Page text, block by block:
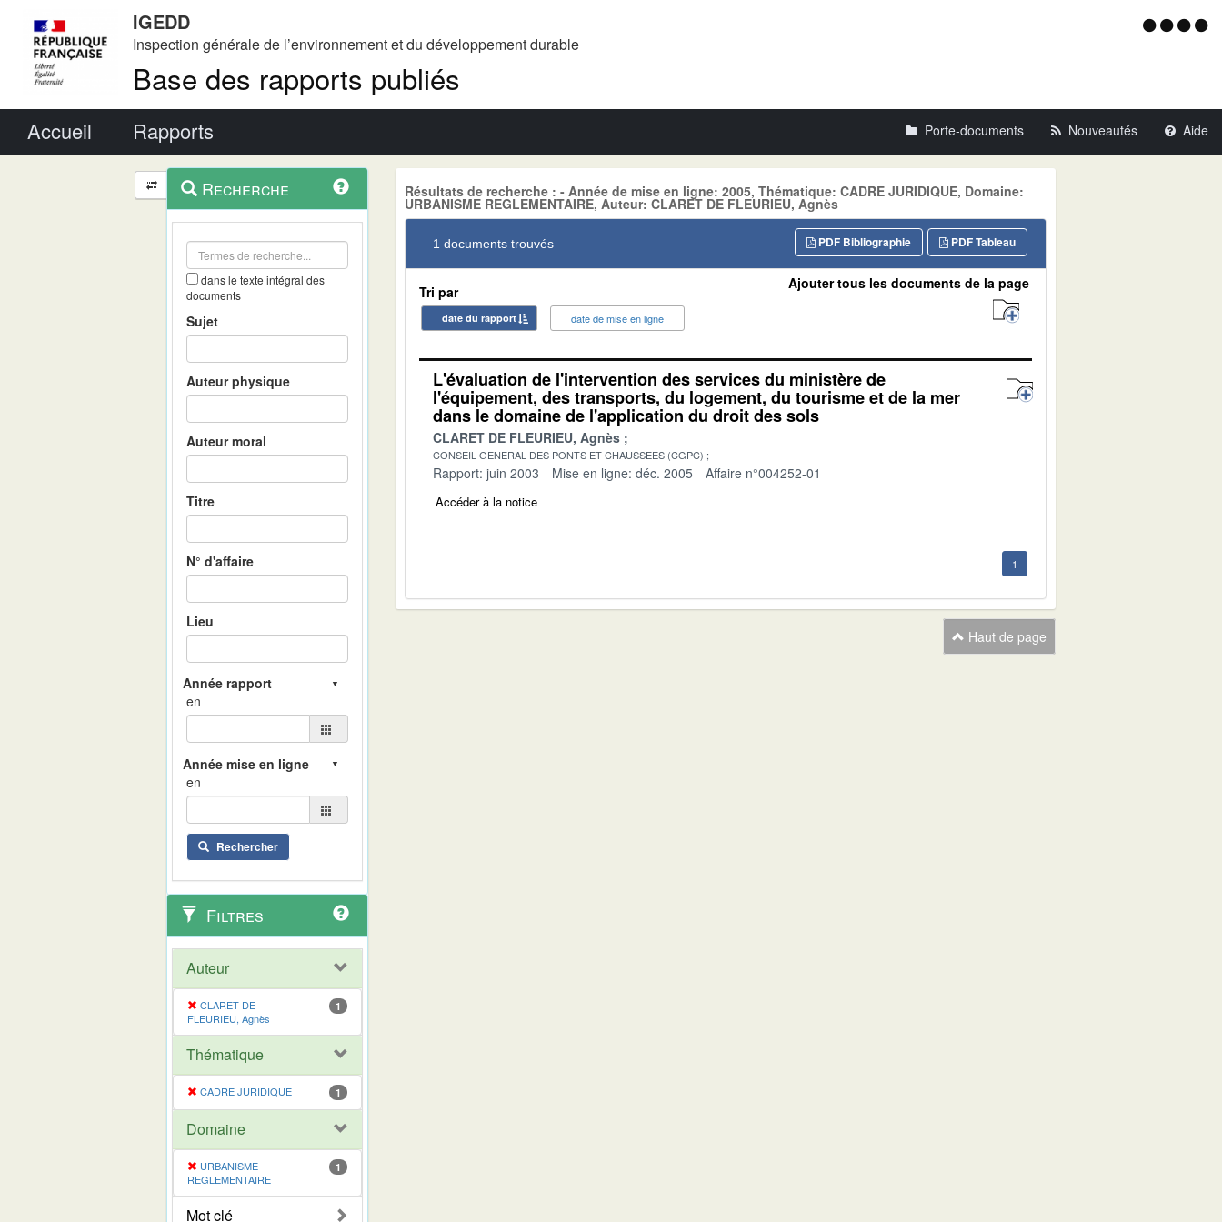
IGEDD
Inspection générale de l’environnement et du développement durable
Base des rapports publiés
Menu
Accueil Rapports Porte-documents Nouveautés Aide
Navigation
et
outils
contextuel
Recherche
dans le texte intégral des
documents
Sujet
Auteur physique
Auteur moral
Titre
N° d'affaire
Lieu
en
en
Rechercher
Filtres
Auteur
CLARET DE
FLEURIEU, Agnès
1
Thématique
CADRE JURIDIQUE 1
Domaine
URBANISME
REGLEMENTAIRE
1
Mot clé
Résultats de recherche : - Année de mise en ligne: 2005, Thématique: CADRE JURIDIQUE, Domaine:
URBANISME REGLEMENTAIRE, Auteur: CLARET DE FLEURIEU, Agnès
1 documents trouvés PDF Tableau
PDF Bibliographie
Tri par
date du rapport date de mise en ligne
Ajouter tous les documents de la page
L'évaluation de l'intervention des services du ministère de
l'équipement, des transports, du logement, du tourisme et de la mer
dans le domaine de l'application du droit des sols
CLARET DE FLEURIEU, Agnès
CONSEIL GENERAL DES PONTS ET CHAUSSEES (CGPC)
Rapport: juin 2003 Mise en ligne: déc. 2005 Affaire n°004252-01
Accéder à la notice
1
Haut de page